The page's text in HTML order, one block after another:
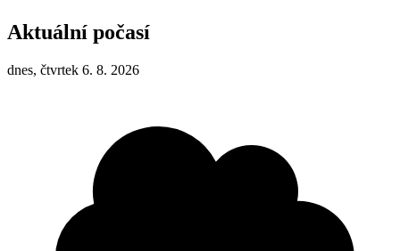
Aktuální počasí
dnes, čtvrtek 6. 8. 2026